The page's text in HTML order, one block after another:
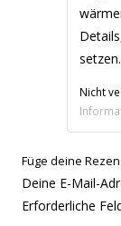
Nicht
Füge deine
Deine E-Mail-
Erforderliche